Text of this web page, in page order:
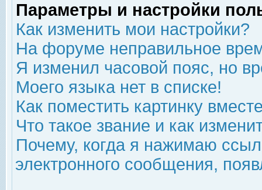
Параметры и настройки
Как изменить мои настройки?
На форуме неправильное
Я изменил часовой пояс, но
Моего языка нет в списке!
Как поместить картинку
Что такое звание и как
Почему, когда я нажимаю
электронного сообщения,